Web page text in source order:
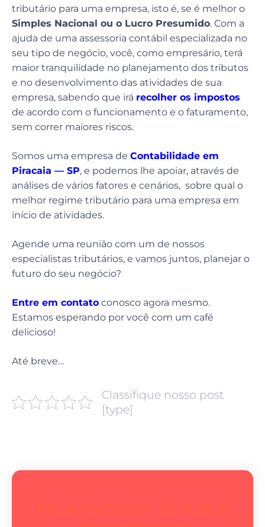
tributário para uma empresa, isto é, se é melhor o
Simples Nacional ou o Lucro Presumido. Com a
ajuda de uma assessoria contábil especializada no
seu tipo de negócio, você, como empresário, terá
maior tranquilidade no planejamento dos tributos
e no desenvolvimento das atividades de sua
empresa, sabendo que irá recolher os impostos
de acordo com o funcionamento e o faturamento,
sem correr maiores riscos.
Somos uma empresa de Contabilidade em
Piracaia — SP, e podemos lhe apoiar, através de
análises de vários fatores e cenários, sobre qual o
melhor regime tributário para uma empresa em
início de atividades.
Agende uma reunião com um de nossos
especialistas tributários, e vamos juntos, planejar o
futuro do seu negócio?
Entre em contato conosco agora mesmo.
Estamos esperando por você com um café
delicioso!
Até breve…
Classifique nosso post
[type]